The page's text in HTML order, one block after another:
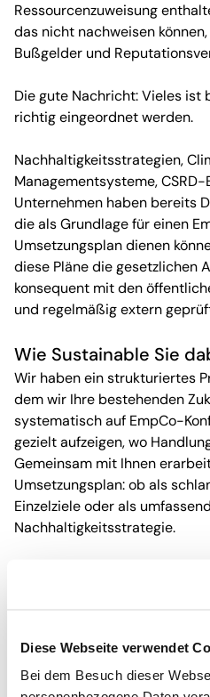
Diese Webseite verwendet
Bei dem Besuch dieser
Ressourcenzuweisung
das nicht nachweisen
Bußgelder und
Die gute Nachricht: Vieles ist
richtig eingeordnet werden.
Nachhaltigkeitsstrategien,
Managementsysteme,
Unternehmen haben bereits
die als Grundlage für einen
Umsetzungsplan dienen
diese Pläne die gesetzlichen
konsequent mit den
und regelmäßig extern
Wie Sustainable Sie
Wir haben ein strukturiertes
dem wir Ihre bestehenden
systematisch auf EmpCo-
gezielt aufzeigen, wo
Gemeinsam mit Ihnen
Umsetzungsplan: ob als
Einzelziele oder als
Nachhaltigkeitsstrategie.
Wichtig ist dabei, Synergien
Paralleldokumente
Managementsystemen und
kein Paralleldokument –